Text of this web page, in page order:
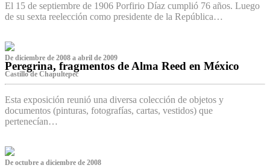
El 15 de septiembre de 1906 Porfirio Díaz cumplió 76 años. Luego
de su sexta reelección como presidente de la República…
De diciembre de 2008 a abril de 2009
Peregrina, fragmentos de Alma Reed en México
Castillo de Chapultepec
Esta exposición reunió una diversa colección de objetos y
documentos (pinturas, fotografías, cartas, vestidos) que
pertenecían…
De octubre a diciembre de 2008